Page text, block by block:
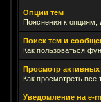
Опции тем
Пояснения к опциям,
Поиск тем и
Как пользоваться
Просмотр
Как просмотреть
Уведомление на е-